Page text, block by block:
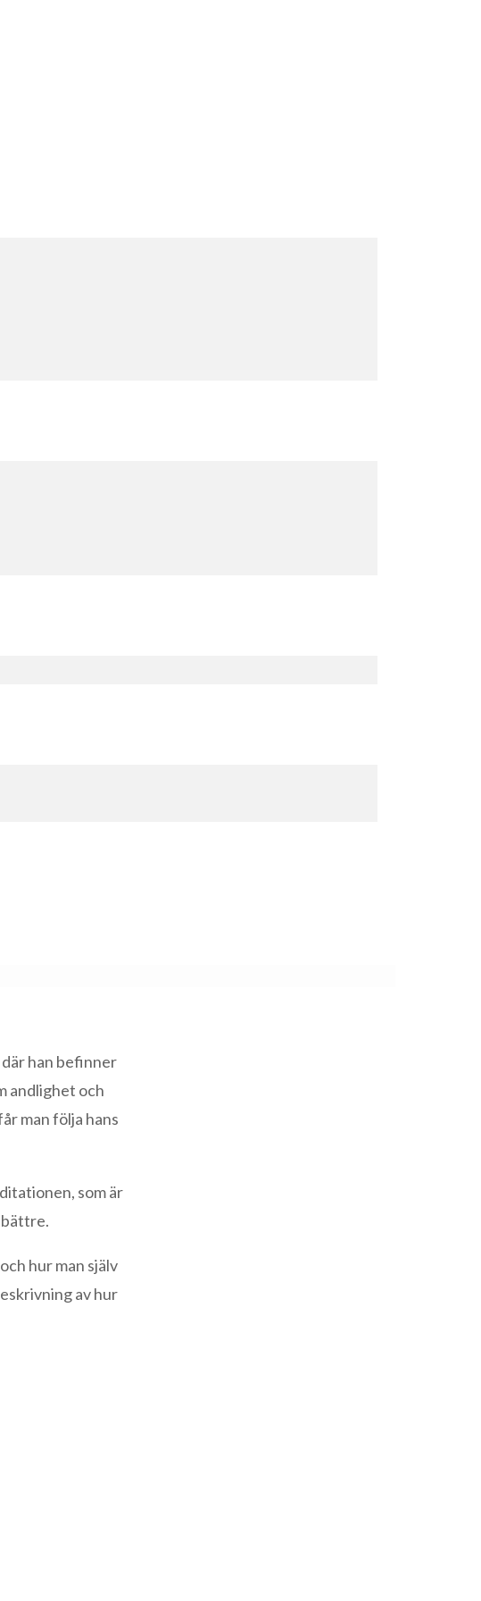
han befinner
andlighet och
man följa hans
som är
hur man själv
av hur